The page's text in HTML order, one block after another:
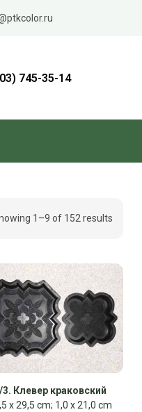
745-35-14
1–9 of 152 results
3. Клевер краковский
x 29,5 cm; 1,0 x 21,0 cm